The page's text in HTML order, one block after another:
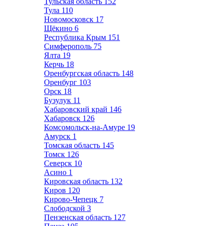
Тула 110
Новомосковск 17
Щёкино 6
Республика Крым 151
Симферополь 75
Ялта 19
Керчь 18
Оренбургская область 148
Оренбург 103
Орск 18
Бузулук 11
Хабаровский край 146
Хабаровск 126
Комсомольск-на-Амуре 19
Амурск 1
Томская область 145
Томск 126
Северск 10
Асино 1
Кировская область 132
Киров 120
Кирово-Чепецк 7
Слободской 3
Пензенская область 127